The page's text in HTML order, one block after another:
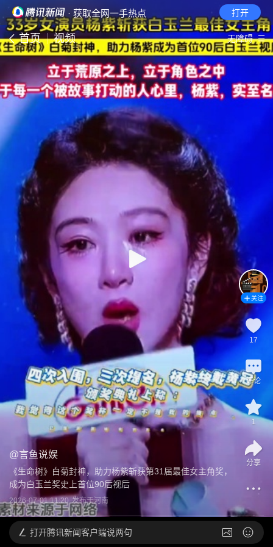
· 获取全网一手热点 打开
首页 视频 无障碍
@言鱼说娱
《生命树》白菊封神，助力杨紫斩获第31届最佳女主角奖，
成为白玉兰奖史上首位90后视后
2026-07-01 11:20 发布于河南
关注
17
评论
1
分享
打开腾讯新闻客户端说两句